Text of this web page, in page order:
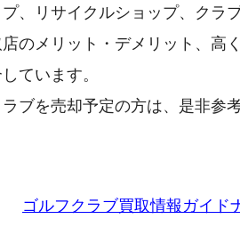
、リサイクルショップ、クラ
のメリット・デメリット、高
ています。
ブを売却予定の方は、是非参
ゴルフクラブ買取情報ガイド